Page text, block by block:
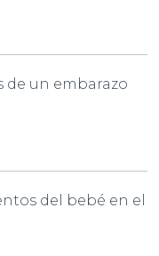
de un embarazo
del bebé en el